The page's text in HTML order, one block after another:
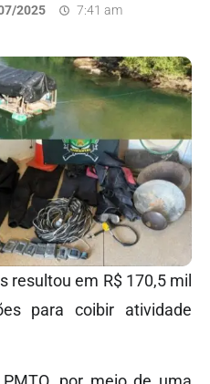
2025 7:41 am
resultou em R$ 170,5 mil
para coibir atividade